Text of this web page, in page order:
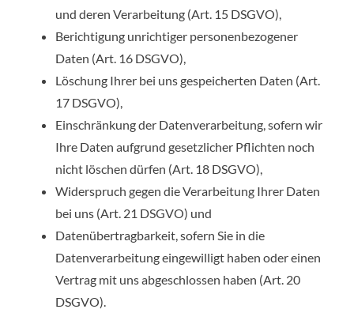
und deren Verarbeitung (Art. 15 DSGVO),
Berichtigung unrichtiger personenbezogener
Daten (Art. 16 DSGVO),
Löschung Ihrer bei uns gespeicherten Daten (Art.
17 DSGVO),
Einschränkung der Datenverarbeitung, sofern wir
Ihre Daten aufgrund gesetzlicher Pflichten noch
nicht löschen dürfen (Art. 18 DSGVO),
Widerspruch gegen die Verarbeitung Ihrer Daten
bei uns (Art. 21 DSGVO) und
Datenübertragbarkeit, sofern Sie in die
Datenverarbeitung eingewilligt haben oder einen
Vertrag mit uns abgeschlossen haben (Art. 20
DSGVO).